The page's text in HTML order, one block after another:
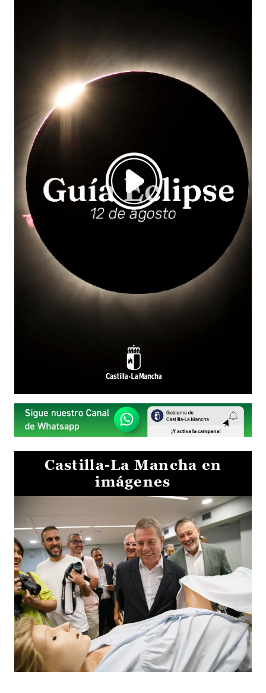
Castilla-La Mancha en
imágenes